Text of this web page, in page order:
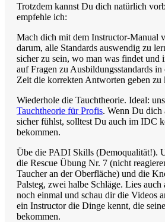
Trotzdem kannst Du dich natürlich
empfehle ich:
Mach dich mit dem Instructor-Manual
darum, alle Standards auswendig zu
sicher zu sein, wo man was findet und
auf Fragen zu Ausbildungsstandards in
Zeit die korrekten Antworten geben zu
Wiederhole die Tauchtheorie. Ideal:
Tauchtheorie für Profis. Wenn Du dich
sicher fühlst, solltest Du auch im IDC
bekommen.
Übe die PADI Skills (Demoqualität!).
die Rescue Übung Nr. 7 (nicht
Taucher an der Oberfläche) und die
Palsteg, zwei halbe Schläge. Lies
noch einmal und schau dir die Videos
ein Instructor die Dinge kennt, die
bekommen.